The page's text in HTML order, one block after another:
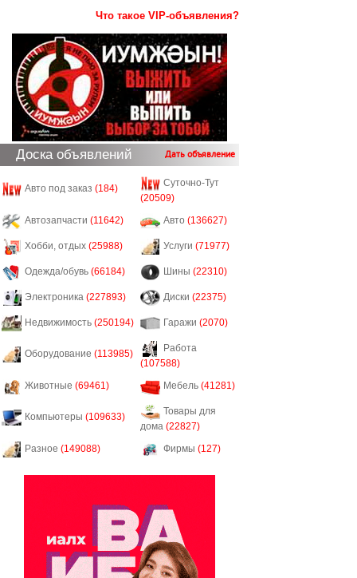
Что такое VIP-объявления?
Доска объявлений Дать объявление
Авто под заказ (184)
Суточно-Тут
(20509)
Автозапчасти (11642) Авто (136627)
Хобби, отдых (25988) Услуги (71977)
Одежда/обувь (66184) Шины (22310)
Электроника (227893) Диски (22375)
Недвижимость (250194) Гаражи (2070)
Оборудование (113985)
Работа
(107588)
Животные (69461) Мебель (41281)
Компьютеры (109633)
Товары для
дома (22827)
Разное (149088) Фирмы (127)